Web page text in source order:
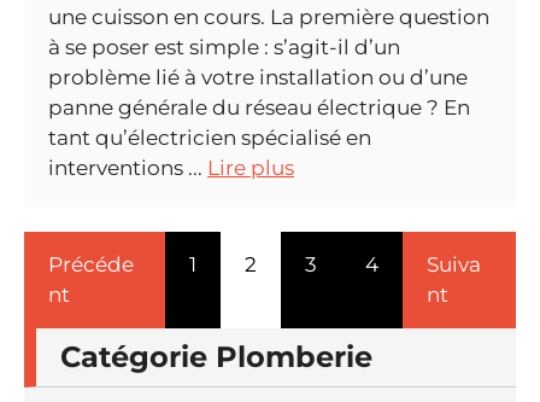
une cuisson en cours. La première question
à se poser est simple : s’agit-il d’un
problème lié à votre installation ou d’une
panne générale du réseau électrique ? En
tant qu’électricien spécialisé en
interventions ... Lire plus
Précéde
nt
1 2 3 4
Suiva
nt
Catégorie Plomberie